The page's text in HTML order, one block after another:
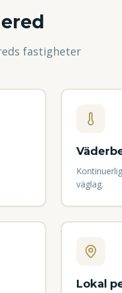
s fastigheter
väglag.
Lokal